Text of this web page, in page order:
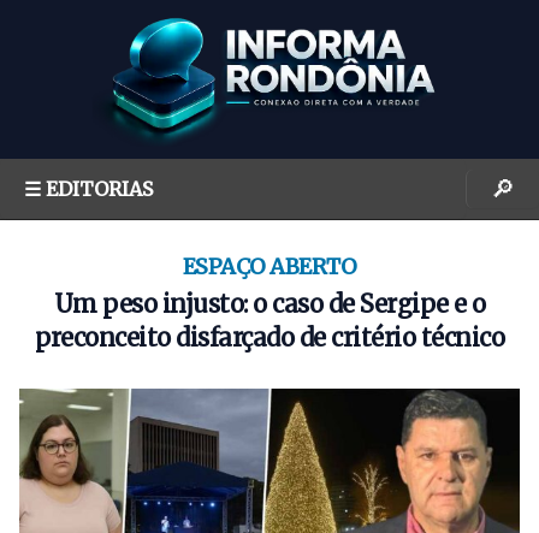
☰ EDITORIAS 🔎
ESPAÇO ABERTO
Um peso injusto: o caso de Sergipe e o
preconceito disfarçado de critério técnico